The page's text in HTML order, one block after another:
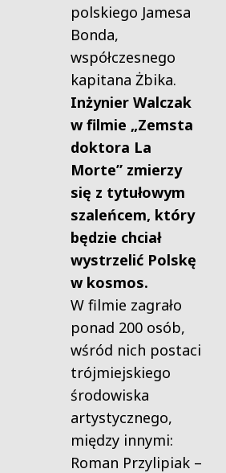
polskiego Jamesa
Bonda,
współczesnego
kapitana Żbika.
Inżynier Walczak
w filmie „Zemsta
doktora La
Morte” zmierzy
się z tytułowym
szaleńcem, który
będzie chciał
wystrzelić Polskę
w kosmos.
W filmie zagrało
ponad 200 osób,
wśród nich postaci
trójmiejskiego
środowiska
artystycznego,
między innymi:
Roman Przylipiak –